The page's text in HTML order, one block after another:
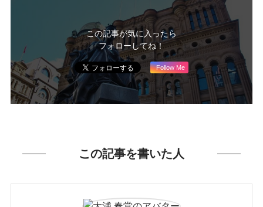
この記事が気に入ったら
フォローしてね！
Follow Me
この記事を書いた人